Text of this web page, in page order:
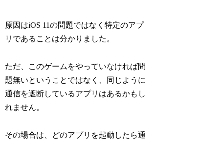
原因はiOS 11の問題ではなく特定のアプ
リであることは分かりました。
ただ、このゲームをやっていなければ問
題無いということではなく、同じように
通信を遮断しているアプリはあるかもし
れません。
その場合は、どのアプリを起動したら通